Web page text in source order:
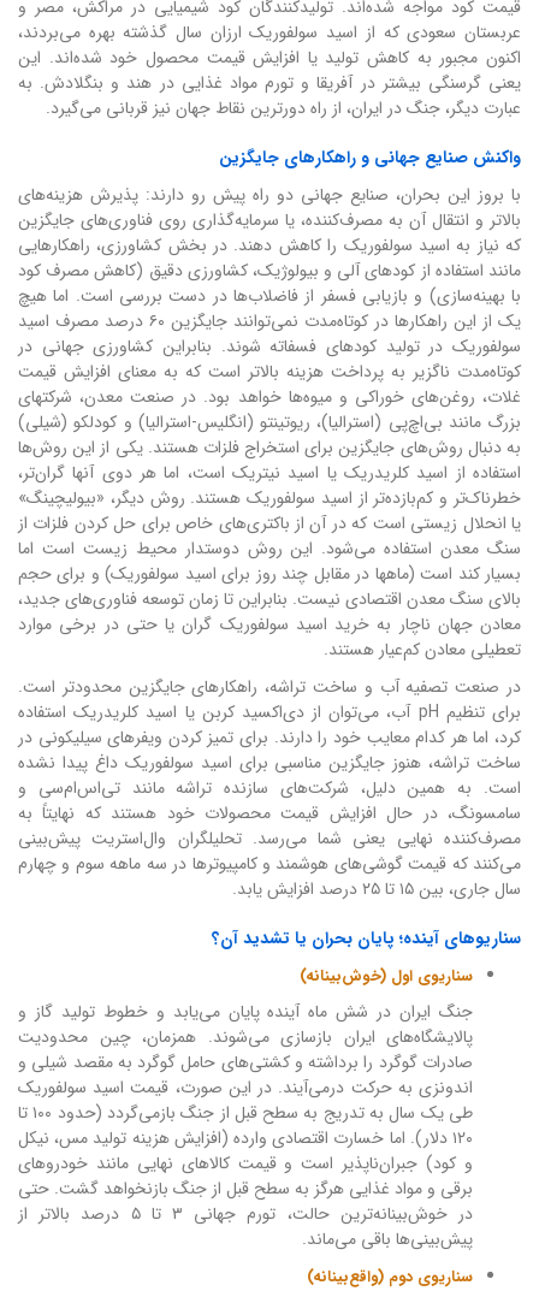
قیمت کود مواجه شده‌اند. تولیدکنندگان کود شیمیایی در مراکش، مصر و
عربستان سعودی که از اسید سولفوریک ارزان سال گذشته بهره می‌بردند،
اکنون مجبور به کاهش تولید یا افزایش قیمت محصول خود شده‌اند. این
یعنی گرسنگی بیشتر در آفریقا و تورم مواد غذایی در هند و بنگلادش. به
عبارت دیگر، جنگ در ایران، از راه دورترین نقاط جهان نیز قربانی می‌گیرد.
واکنش صنایع جهانی و راهکارهای جایگزین
با بروز این بحران، صنایع جهانی دو راه پیش رو دارند: پذیرش هزینه‌های
بالاتر و انتقال آن به مصرف‌کننده، یا سرمایه‌گذاری روی فناوری‌های جایگزین
که نیاز به اسید سولفوریک را کاهش دهند. در بخش کشاورزی، راهکارهایی
مانند استفاده از کودهای آلی و بیولوژیک، کشاورزی دقیق (کاهش مصرف کود
با بهینه‌سازی) و بازیابی فسفر از فاضلاب‌ها در دست بررسی است. اما هیچ
یک از این راهکارها در کوتاه‌مدت نمی‌توانند جایگزین ۶۰ درصد مصرف اسید
سولفوریک در تولید کودهای فسفاته شوند. بنابراین کشاورزی جهانی در
کوتاه‌مدت ناگزیر به پرداخت هزینه بالاتر است که به معنای افزایش قیمت
غلات، روغن‌های خوراکی و میوه‌ها خواهد بود. در صنعت معدن، شرکتهای
بزرگ مانند بی‌اچ‌پی (استرالیا)، ریوتینتو (انگلیس-استرالیا) و کودلکو (شیلی)
به دنبال روش‌های جایگزین برای استخراج فلزات هستند. یکی از این روش‌ها
استفاده از اسید کلریدریک یا اسید نیتریک است، اما هر دوی آنها گران‌تر،
خطرناک‌تر و کم‌بازده‌تر از اسید سولفوریک هستند. روش دیگر، «بیولیچینگ»
یا انحلال زیستی است که در آن از باکتری‌های خاص برای حل کردن فلزات از
سنگ معدن استفاده می‌شود. این روش دوستدار محیط زیست است اما
بسیار کند است (ماهها در مقابل چند روز برای اسید سولفوریک) و برای حجم
بالای سنگ معدن اقتصادی نیست. بنابراین تا زمان توسعه فناوری‌های جدید،
معادن جهان ناچار به خرید اسید سولفوریک گران یا حتی در برخی موارد
تعطیلی معادن کم‌عیار هستند.
در صنعت تصفیه آب و ساخت تراشه، راهکارهای جایگزین محدودتر است.
برای تنظیم pH آب، می‌توان از دی‌اکسید کربن یا اسید کلریدریک استفاده
کرد، اما هر کدام معایب خود را دارند. برای تمیز کردن ویفرهای سیلیکونی در
ساخت تراشه، هنوز جایگزین مناسبی برای اسید سولفوریک داغ پیدا نشده
است. به همین دلیل، شرکت‌های سازنده تراشه مانند تی‌اس‌ام‌سی و
سامسونگ، در حال افزایش قیمت محصولات خود هستند که نهایتاً به
مصرف‌کننده نهایی یعنی شما می‌رسد. تحلیلگران وال‌استریت پیش‌بینی
می‌کنند که قیمت گوشی‌های هوشمند و کامپیوترها در سه ماهه سوم و چهارم
سال جاری، بین ۱۵ تا ۲۵ درصد افزایش یابد.
سناریوهای آینده؛ پایان بحران یا تشدید آن؟
سناریوی اول (خوش‌بینانه)
جنگ ایران در شش ماه آینده پایان می‌یابد و خطوط تولید گاز و
پالایشگاه‌های ایران بازسازی می‌شوند. همزمان، چین محدودیت
صادرات گوگرد را برداشته و کشتی‌های حامل گوگرد به مقصد شیلی و
اندونزی به حرکت درمی‌آیند. در این صورت، قیمت اسید سولفوریک
طی یک سال به تدریج به سطح قبل از جنگ بازمی‌گردد (حدود ۱۰۰ تا
۱۲۰ دلار). اما خسارت اقتصادی وارده (افزایش هزینه تولید مس، نیکل
و کود) جبران‌ناپذیر است و قیمت کالاهای نهایی مانند خودروهای
برقی و مواد غذایی هرگز به سطح قبل از جنگ بازنخواهد گشت. حتی
در خوش‌بینانه‌ترین حالت، تورم جهانی ۳ تا ۵ درصد بالاتر از
پیش‌بینی‌ها باقی می‌ماند.
سناریوی دوم (واقع‌بینانه)